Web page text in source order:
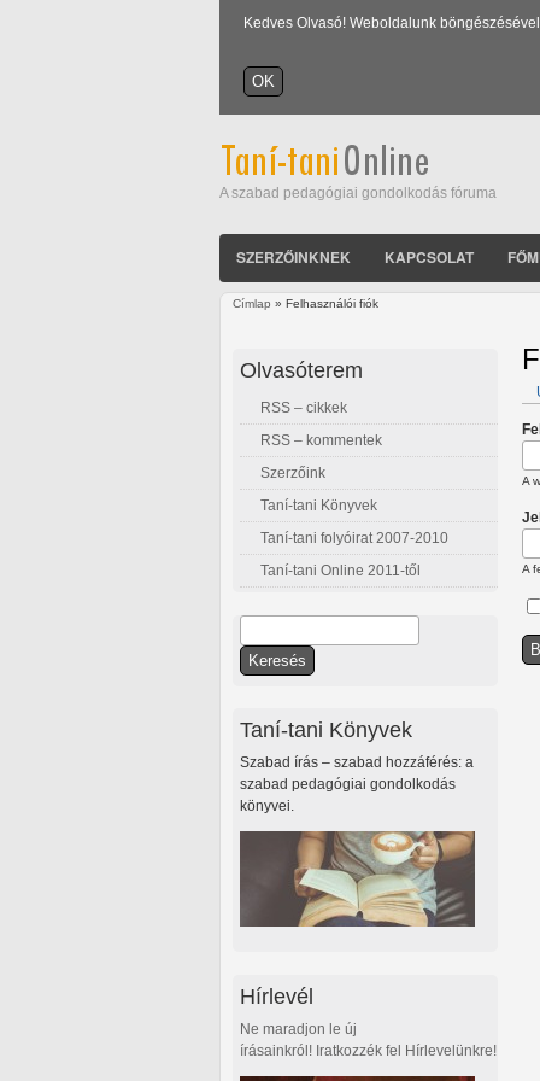
Kedves Olvasó! Weboldalunk
A szabad pedagógiai gondolkodás fóruma
SZERZŐINKNEK KAPCSOLAT
Címlap » Felhasználói fiók
A
A
Olvasóterem
RSS – cikkek
RSS – kommentek
Szerzőink
Taní-tani Könyvek
Taní-tani folyóirat 2007-2010
Taní-tani Online 2011-től
Keresés űrlap
Taní-tani Könyvek
Szabad írás – szabad hozzáférés: a
szabad pedagógiai gondolkodás
könyvei.
Hírlevél
Ne maradjon le új
írásainkról! Iratkozzék fel Hírlevelünkre!